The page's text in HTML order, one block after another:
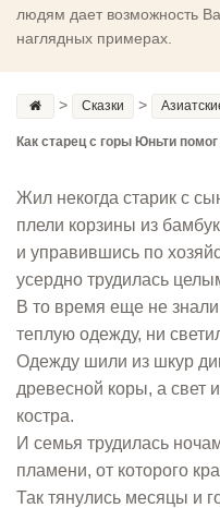
людям дает возможность
наглядных примерах.
> Сказки >
Как старец с горы Юньти
Жил некогда старик с
плели корзины из
и управившись по
усердно трудилась
В то время еще не знали
теплую одежду, ни
Одежду шили из шкур
древесной коры, а свет
костра.
И семья трудилась
пламени, от которого
Так тянулись месяцы и